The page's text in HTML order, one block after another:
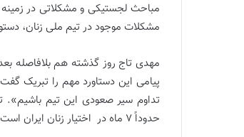
مباحث لجستیکی و مشکلاتی در
مشکلات موجود در تیم ملی زنان،
پیامی این دستاورد مهم را تبریک
تداوم سیر صعودی این تیم
حدوداً 7 ماه در اختیار زنان ایران است تا بتوانند با آمادگی کامل در دور دوم انتخابی المپیک 2024 پاریس شرکت کنند.